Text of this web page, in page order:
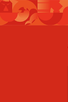
ペ
ー
メ
ニ